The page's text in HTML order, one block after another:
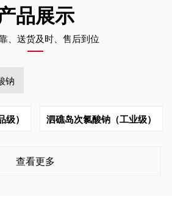
品展示
、送货及时、售后到位
钠
） 泗礁岛次氯酸钠（工业级）
查看更多